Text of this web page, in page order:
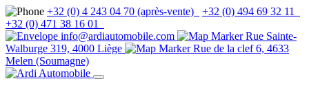
+32 (0) 4 243 04 70 (après-vente)
+32 (0) 494 69 32 11
+32 (0) 471 38 16 01
info@ardiautomobile.com
Rue Sainte-
Walburge 319, 4000 Liège
Rue de la clef 6, 4633
Melen (Soumagne)